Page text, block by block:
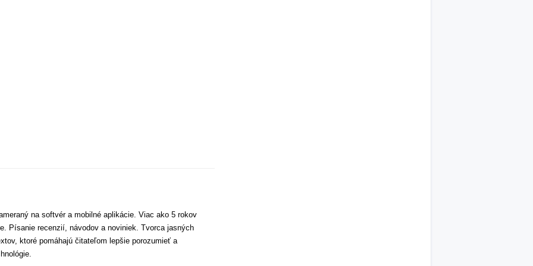
na softvér a mobilné aplikácie. Viac ako 5 rokov
Písanie recenzií, návodov a noviniek. Tvorca jasných
ktoré pomáhajú čitateľom lepšie porozumieť a